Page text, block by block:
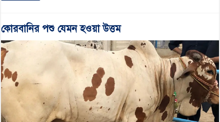
কোরবানির পশু যেমন হওয়া উত্তম